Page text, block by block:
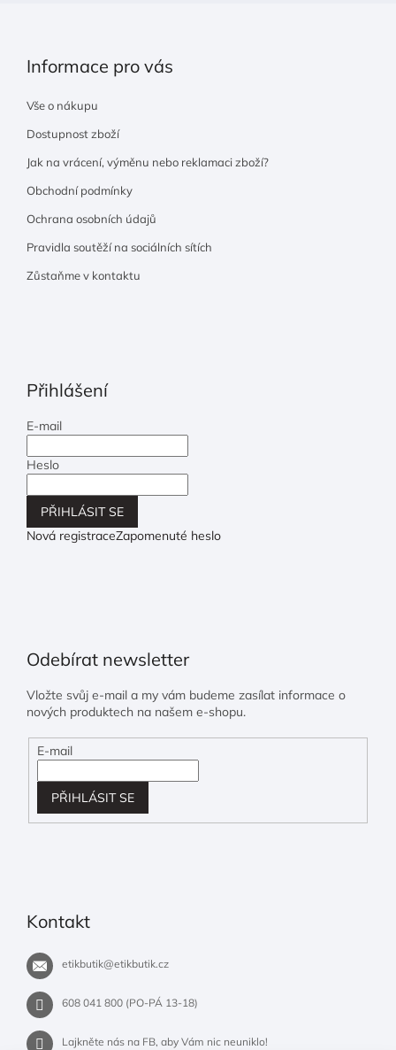
Informace pro vás
Vše o nákupu
Dostupnost zboží
Jak na vrácení, výměnu nebo reklamaci zboží?
Obchodní podmínky
Ochrana osobních údajů
Pravidla soutěží na sociálních sítích
Zůstaňme v kontaktu
Přihlášení
E-mail
Heslo
PŘIHLÁSIT SE
Nová registraceZapomenuté heslo
Odebírat newsletter
Vložte svůj e-mail a my vám budeme zasílat informace o
nových produktech na našem e-shopu.
E-mail
PŘIHLÁSIT SE
Kontakt
etikbutik@etikbutik.cz
608 041 800 (PO-PÁ 13-18)
Lajkněte nás na FB, aby Vám nic neuniklo!